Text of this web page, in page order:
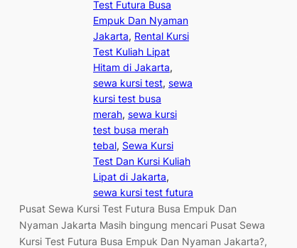
Test Futura Busa
Empuk Dan Nyaman
Jakarta, Rental Kursi
Test Kuliah Lipat
Hitam di Jakarta
sewa kursi test, sewa
kursi test busa
merah, sewa kursi
test busa merah
tebal, Sewa Kursi
Test Dan Kursi Kuliah
Lipat di Jakarta
sewa kursi test futura
Pusat Sewa Kursi Test Futura Busa Empuk Dan
Nyaman Jakarta Masih bingung mencari Pusat Sewa
Kursi Test Futura Busa Empuk Dan Nyaman Jakarta?,